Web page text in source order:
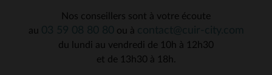
Nos conseillers sont à votre écoute
au
ou à
du lundi au vendredi de 10h à 12h30
et de 13h30 à 18h.